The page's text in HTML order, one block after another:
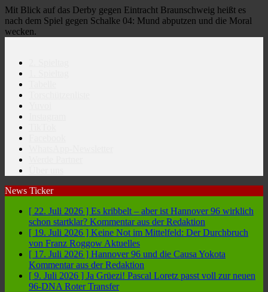
Mit Blick auf das Derby gegen Eintracht Braunschweig heißt es
nach dem Spiel gegen Schalke 04: Mund abputzen und die Moral
wecken.
News Ticker
[ 22. Juli 2026 ] Es kribbelt – aber ist Hannover 96 wirklich
schon startklar? Kommentar aus der Redaktion
[ 19. Juli 2026 ] Keine Not im Mittelfeld: Der Durchbruch
von Franz Roggow Aktuelles
[ 17. Juli 2026 ] Hannover 96 und die Causa Yokota
Kommentar aus der Redaktion
[ 9. Juli 2026 ] Ja Grüezi! Pascal Loretz passt voll zur neuen
96-DNA Roter Transfer